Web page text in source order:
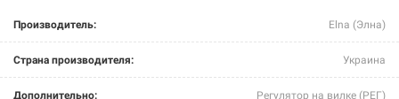
Производитель: Elna (Элна)
Страна производителя: Украина
Дополнительно: Регулятор на вилке (РЕГ)